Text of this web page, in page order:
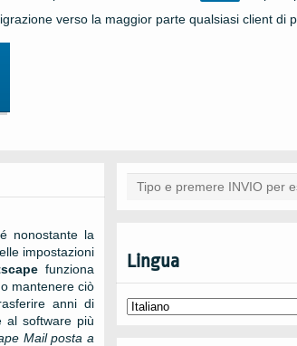
verso la maggior parte qualsiasi client di
nonostante la
impostazioni
funziona
mantenere ciò
anni di
al software più
Mailposta a
Lingua